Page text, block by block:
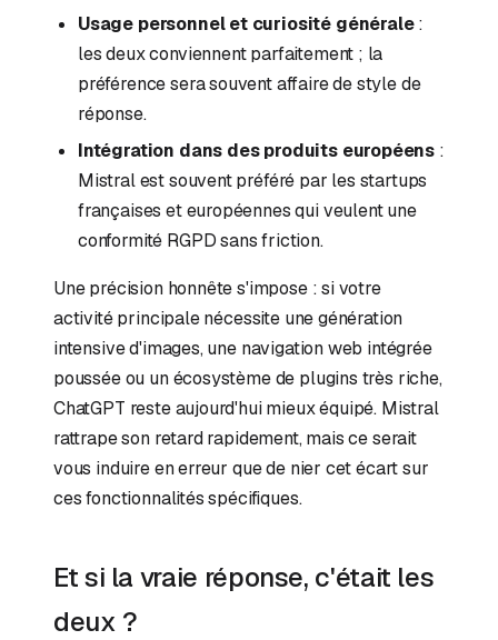
Usage personnel et curiosité générale:
les deux conviennent parfaitement ; la
préférence sera souvent affaire de style de
réponse.
Intégration dans des produits européens :
Mistral est souvent préféré par les startups
françaises et européennes qui veulent une
conformité RGPD sans friction.
Une précision honnête s'impose : si votre
activité principale nécessite une génération
intensive d'images, une navigation web intégrée
poussée ou un écosystème de plugins très riche,
ChatGPT reste aujourd'hui mieux équipé. Mistral
rattrape son retard rapidement, mais ce serait
vous induire en erreur que de nier cet écart sur
ces fonctionnalités spécifiques.
Et si la vraie réponse, c'était les
deux ?